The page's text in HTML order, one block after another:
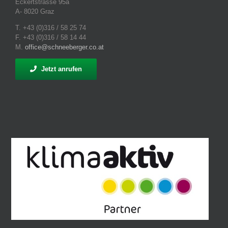
Eckertstrasse 95a
A- 8020 Graz
T. +43 (0)316 / 58 25 74
F. +43 (0)316 / 58 14 44
M. office@schneeberger.co.at
Jetzt anrufen